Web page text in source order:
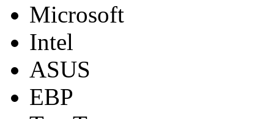
Microsoft
Intel
ASUS
EBP